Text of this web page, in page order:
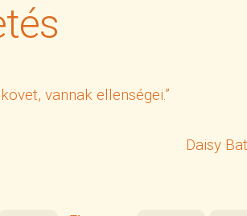
vannak ellenségei.”
Daisy